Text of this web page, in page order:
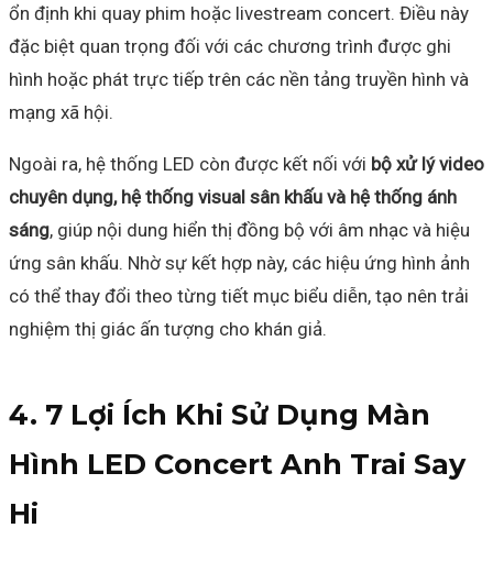
ổn định khi quay phim hoặc livestream concert. Điều này
đặc biệt quan trọng đối với các chương trình được ghi
hình hoặc phát trực tiếp trên các nền tảng truyền hình và
mạng xã hội.
Ngoài ra, hệ thống LED còn được kết nối với bộ xử lý video
chuyên dụng, hệ thống visual sân khấu và hệ thống ánh
sáng, giúp nội dung hiển thị đồng bộ với âm nhạc và hiệu
ứng sân khấu. Nhờ sự kết hợp này, các hiệu ứng hình ảnh
có thể thay đổi theo từng tiết mục biểu diễn, tạo nên trải
nghiệm thị giác ấn tượng cho khán giả.
4. 7 Lợi Ích Khi Sử Dụng Màn
Hình LED Concert Anh Trai Say
Hi